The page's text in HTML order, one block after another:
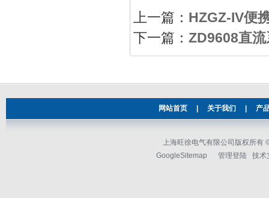
上一篇： HZGZ-IV便
下一篇： ZD9608直
网站首页 关于我们 产
上海旺徐电气有限公司版权所有
GoogleSitemap
管理登陆 技术